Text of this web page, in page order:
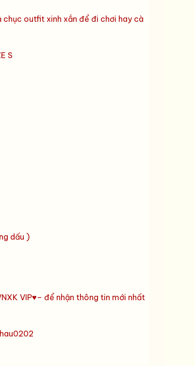
outfit xinh xắn để đi chơi hay cà
S
dấu )
VIP♥️– để nhận thông tin mới nhất